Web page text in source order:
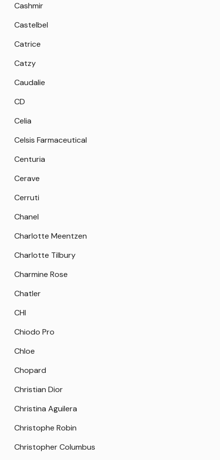
Cashmir
Castelbel
Catrice
Catzy
Caudalie
CD
Celia
Celsis Farmaceutical
Centuria
Cerave
Cerruti
Chanel
Charlotte Meentzen
Charlotte Tilbury
Charmine Rose
Chatler
CHI
Chiodo Pro
Chloe
Chopard
Christian Dior
Christina Aguilera
Christophe Robin
Christopher Columbus